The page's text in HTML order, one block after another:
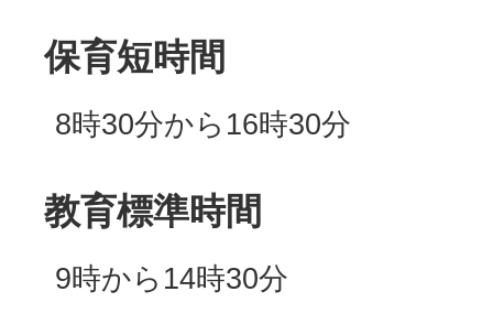
保育短時間
8時30分から16時30分
教育標準時間
9時から14時30分